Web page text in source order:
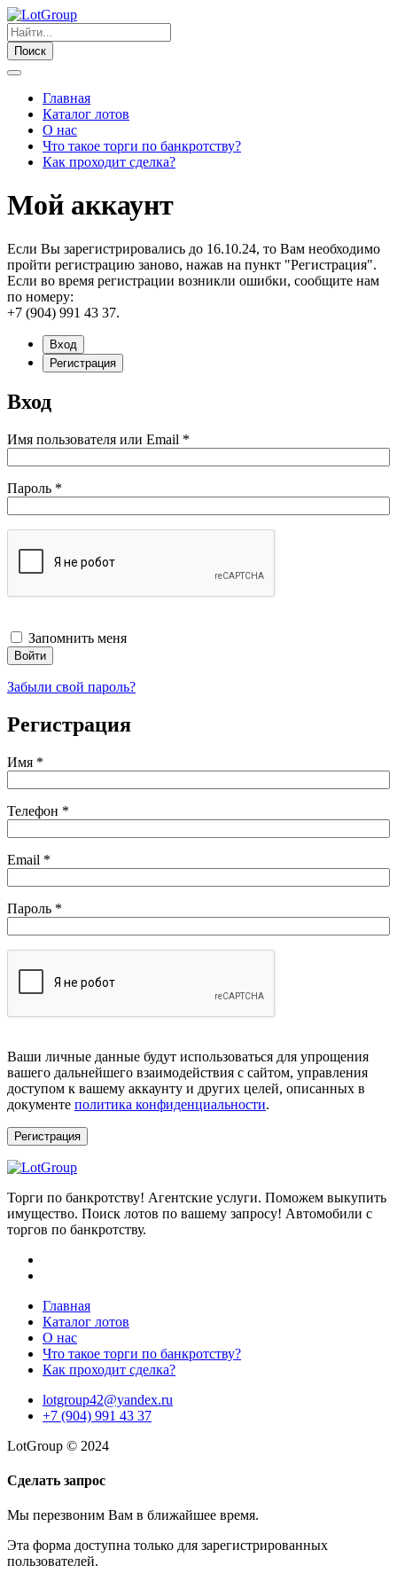
Поиск
Главная
Каталог лотов
О нас
Что такое торги по банкротству?
Как проходит сделка?
Мой аккаунт
Если Вы зарегистрировались до 16.10.24, то Вам необходимо
пройти регистрацию заново, нажав на пункт "Регистрация".
Если во время регистрации возникли ошибки, сообщите нам
по номеру:
+7 (904) 991 43 37.
Вход
Регистрация
Вход
Имя пользователя или Email *
Пароль *
Запомнить меня
Войти
Забыли свой пароль?
Регистрация
Имя *
Телефон *
Email *
Пароль *
Ваши личные данные будут использоваться для упрощения
вашего дальнейшего взаимодействия с сайтом, управления
доступом к вашему аккаунту и других целей, описанных в
документе политика конфиденциальности.
Регистрация
Торги по банкротству! Агентские услуги. Поможем выкупить
имущество. Поиск лотов по вашему запросу! Автомобили с
торгов по банкротству.
Главная
Каталог лотов
О нас
Что такое торги по банкротству?
Как проходит сделка?
lotgroup42@yandex.ru
+7 (904) 991 43 37
LotGroup © 2024
Сделать запрос
Мы перезвоним Вам в ближайшее время.
Эта форма доступна только для зарегистрированных
пользователей.